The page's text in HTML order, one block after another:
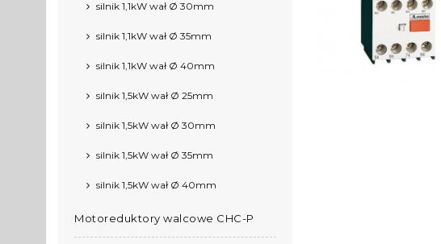
silnik 1,1kW wał Ø 30mm
silnik 1,1kW wał Ø 35mm
silnik 1,1kW wał Ø 40mm
silnik 1,5kW wał Ø 25mm
silnik 1,5kW wał Ø 30mm
silnik 1,5kW wał Ø 35mm
silnik 1,5kW wał Ø 40mm
Motoreduktory walcowe CHC-P